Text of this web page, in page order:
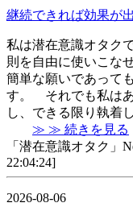
継続できれば効果が
私は潜在意識オタク
則を自由に使いこな
簡単な願いであって
す。 それでも私は
し、できる限り執着
≫ ≫ 続きを見る
「潜在意識オタク」
22:04:24]
2026-08-06